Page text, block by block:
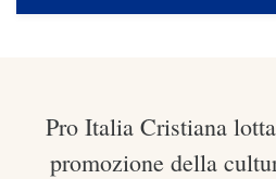
Pro Italia Cristiana
promozione della